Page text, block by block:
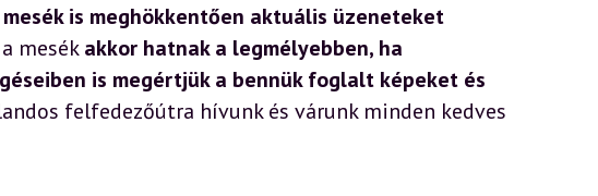
is meghökkentően aktuális üzeneteket
a mesékakkor hatnak a legmélyebben, ha
is megértjük a bennük foglalt képeket és
felfedezőútra hívunk és várunk minden kedves